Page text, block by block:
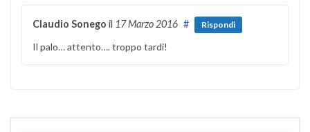
Claudio Sonego il 17 Marzo 2016 # Rispondi
Il palo… attento…. troppo tardi!